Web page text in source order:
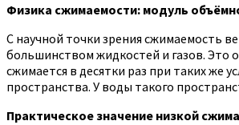
Физика сжимаемости: модуль
С научной точки зрения сжимаемость
большинством жидкостей и газов. Это
сжимается в десятки раз при таких же
пространства. У воды такого
Практическое значение низкой